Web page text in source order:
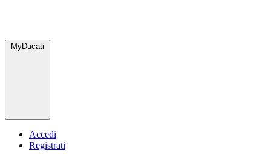
MyDucati
Accedi
Registrati